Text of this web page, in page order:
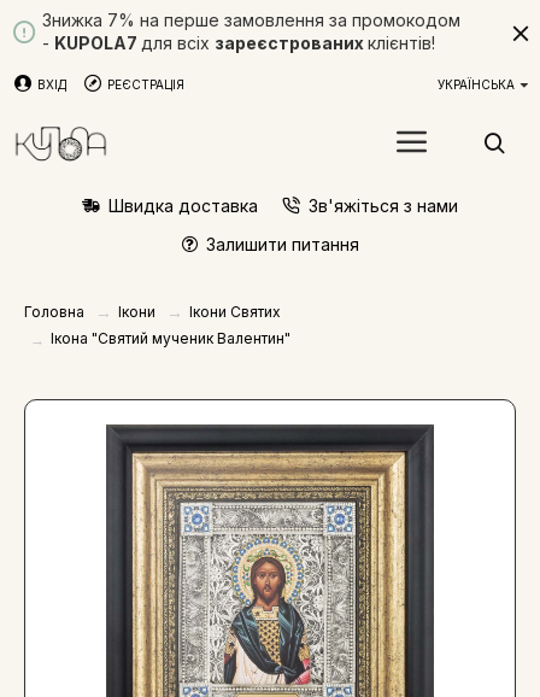
Знижка 7% на перше замовлення за промокодом
- KUPOLA7 для всіх зареєстрованих клієнтів!
ВХІД РЕЄСТРАЦІЯ УКРАЇНСЬКА
Швидка доставка
Зв'яжіться з нами
Залишити питання
Головна Ікони
Ікони Святих
Ікона "Святий мученик Валентин"